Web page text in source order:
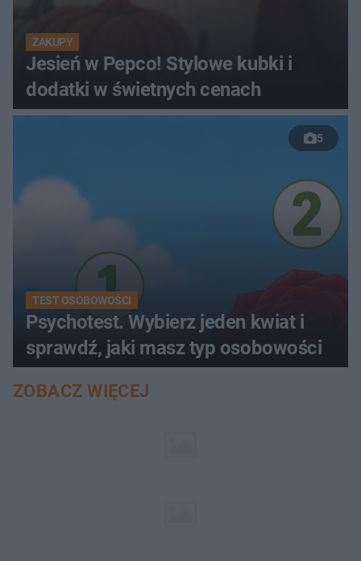
ZAKUPY
Jesień w Pepco! Stylowe kubki i
dodatki w świetnych cenach
5
TEST OSOBOWOŚCI
Psychotest. Wybierz jeden kwiat i
sprawdź, jaki masz typ osobowości
ZOBACZ WIĘCEJ